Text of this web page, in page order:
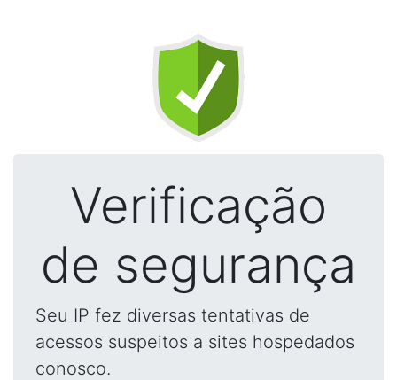
Verificação
de segurança
Seu IP fez diversas tentativas de
acessos suspeitos a sites hospedados
conosco.